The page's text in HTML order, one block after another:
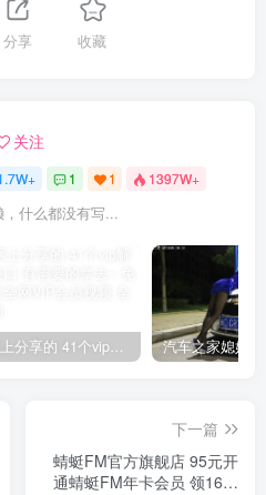
分享 收藏
关注
1 1 1397W+
什么都没有写...
网上分享的 41个vip解析接口 有需要的拿去~ 免费看全网VIP会员视频
下一篇
蜻蜓FM官方旗舰店 95元开
通蜻蜓FM年卡会员 领16个